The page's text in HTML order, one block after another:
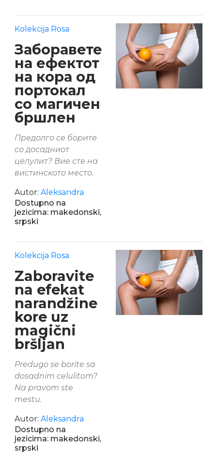
Kolekcija Rosa
Заборавете
на ефектот
на кора од
портокал
со магичен
бршлен
Предолго се борите
со досадниот
целулит? Вие сте на
вистинското место.
Autor: Aleksandra
Dostupno na
jezicima: makedonski,
srpski
Kolekcija Rosa
Zaboravite
na efekat
narandžine
kore uz
magični
bršljan
Predugo se borite sa
dosadnim celulitom?
Na pravom ste
mestu.
Autor: Aleksandra
Dostupno na
jezicima: makedonski,
srpski